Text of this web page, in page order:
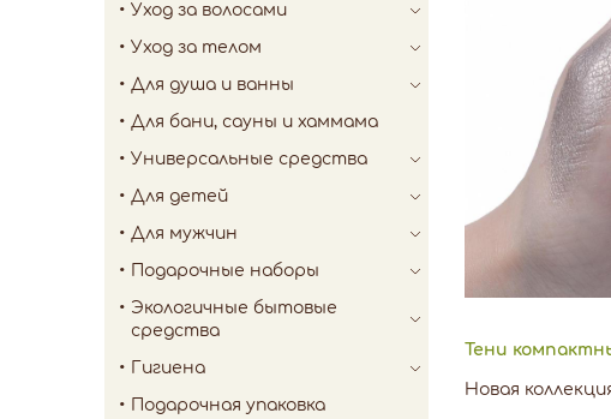
Уход за волосами
Уход за телом
Для душа и ванны
Для бани, сауны и хаммама
Универсальные средства
Для детей
Для мужчин
Подарочные наборы
Экологичные бытовые
средства
Гигиена
Подарочная упаковка
Тени
Новая